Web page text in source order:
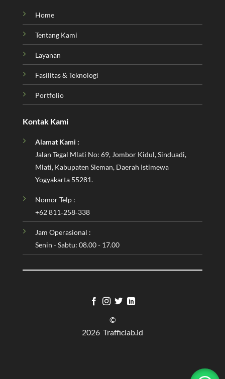
Home
Tentang Kami
Layanan
Fasilitas & Teknologi
Portfolio
Kontak Kami
Alamat Kami :
Jalan Tegal Mlati No: 69, Jombor Kidul, Sinduadi,
Mlati, Kabupaten Sleman, Daerah Istimewa
Yogyakarta 55281.
Nomor Telp :
‪+62 811‑258‑338‬
Jam Operasional :
Senin - Sabtu: 08.00 - 17.00
©
2026 Trafficlab.id